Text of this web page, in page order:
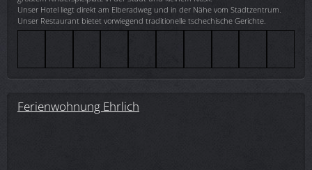
Unser Hotel liegt direkt am Elberadweg und in der Nähe vom Stadtzentrum.
Unser Restaurant bietet vorwiegend traditionelle tschechische Gerichte.
Ferienwohnung Ehrlich